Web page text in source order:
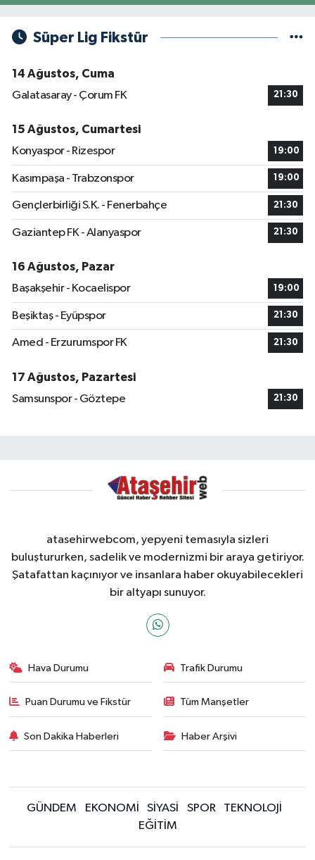
Süper Lig Fikstür
14 Ağustos, Cuma
Galatasaray - Çorum FK
21:30
15 Ağustos, Cumartesi
Konyaspor - Rizespor
19:00
Kasımpaşa - Trabzonspor 19:00
Gençlerbirliği S.K. - Fenerbahçe 21:30
Gaziantep FK - Alanyaspor 21:30
16 Ağustos, Pazar
Başakşehir - Kocaelispor
19:00
Beşiktaş - Eyüpspor 21:30
Amed - Erzurumspor FK 21:30
17 Ağustos, Pazartesi
Samsunspor - Göztepe
21:30
atasehirwebcom, yepyeni temasıyla sizleri
buluştururken, sadelik ve modernizmi bir araya getiriyor.
Şatafattan kaçınıyor ve insanlara haber okuyabilecekleri
bir altyapı sunuyor.
Hava Durumu Trafik Durumu
Puan Durumu ve Fikstür Tüm Manşetler
Son Dakika Haberleri Haber Arşivi
GÜNDEM EKONOMİ SİYASİ SPOR
TEKNOLOJİ
EĞİTİM